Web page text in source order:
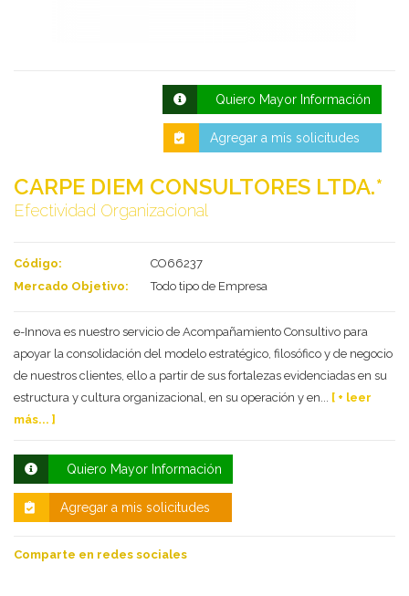
Deseo recibir información de otros Productos /
Al enviar este formulario aceptas nuestra
política de tratamiento datos personales.
Quiero Mayor Información
Agregar a mis solicitudes
CARPE DIEM CONSULTORES LTDA.*
Efectividad Organizacional
Código:
CO66237
Mercado Objetivo:
Todo tipo de Empresa
e-Innova es nuestro servicio de Acompañamiento Consultivo para
apoyar la consolidación del modelo estratégico, filosófico y de negocio
de nuestros clientes, ello a partir de sus fortalezas evidenciadas en su
estructura y cultura organizacional, en su operación y en... [ + leer
más... ]
Quiero Mayor Información
Agregar a mis solicitudes
Comparte en redes sociales